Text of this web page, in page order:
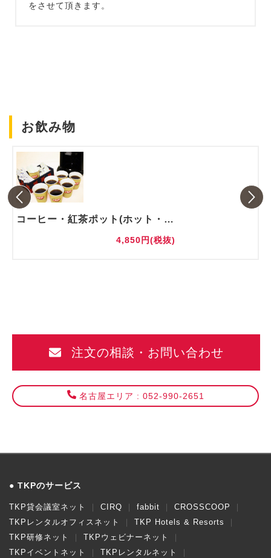
をさせて頂きます。
お飲み物
コーヒー・紅茶ポット(ホット・アイス)
4,850円(税抜)
注文の相談・お問い合わせ
名古屋エリア : 052-990-2651
TKPのサービス
TKP貸会議室ネット CIRQ fabbit
CROSSCOOP
TKPレンタルオフィスネット
TKP Hotels & Resorts
TKP研修ネット
TKPウェビナーネット
TKPイベントネット
TKPレンタルネット